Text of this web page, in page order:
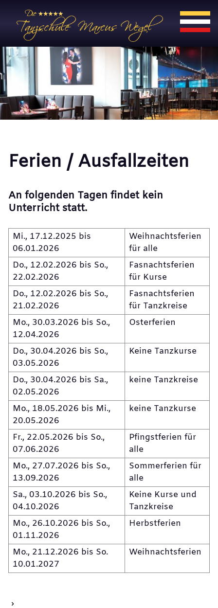
Ferien / Ausfallzeiten
An folgenden Tagen findet kein
Unterricht statt.
Mi., 17.12.2025 bis
06.01.2026
Weihnachtsferien
für alle
Do., 12.02.2026 bis So.,
22.02.2026
Fasnachtsferien
für Kurse
Do., 12.02.2026 bis So.,
21.02.2026
Fasnachtsferien
für Tanzkreise
Mo., 30.03.2026 bis So.,
12.04.2026
Osterferien
Do., 30.04.2026 bis So.,
03.05.2026
Keine Tanzkurse
Do., 30.04.2026 bis Sa.,
02.05.2026
keine Tanzkreise
Mo., 18.05.2026 bis Mi.,
20.05.2026
keine Tanzkurse
Fr., 22.05.2026 bis So.,
07.06.2026
Pfingstferien für
alle
Mo., 27.07.2026 bis So.,
13.09.2026
Sommerferien für
alle
Sa., 03.10.2026 bis So.,
04.10.2026
Keine Kurse und
Tanzkreise
Mo., 26.10.2026 bis So.,
01.11.2026
Herbstferien
Mo., 21.12.2026 bis So.
10.01.2027
Weihnachtsferien